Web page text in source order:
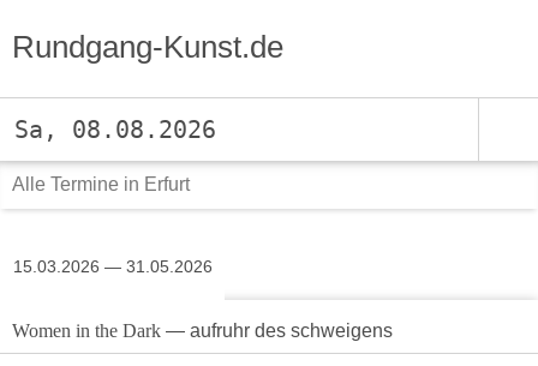
Rundgang-Kunst.de
Sa, 08.08.2026
Alle Termine in Erfurt
15.03.2026 — 31.05.2026
Women in the Dark— aufruhr des schweigens